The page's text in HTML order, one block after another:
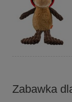
Zabawka